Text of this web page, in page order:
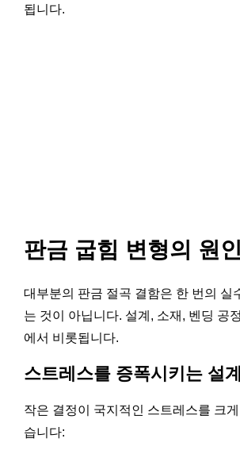
됩니다.
판금 굽힘 변형의 원인
대부분의 판금 절곡 결함은 한 번의 실
는 것이 아닙니다. 설계, 소재, 벤딩 공
에서 비롯됩니다.
스트레스를 증폭시키는 설
작은 결정이 국지적인 스트레스를 크
습니다: